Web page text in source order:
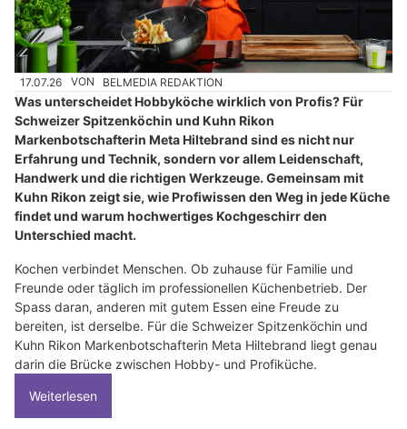
17.07.26 VON BELMEDIA REDAKTION
Was unterscheidet Hobbyköche wirklich von Profis? Für
Schweizer Spitzenköchin und Kuhn Rikon
Markenbotschafterin Meta Hiltebrand sind es nicht nur
Erfahrung und Technik, sondern vor allem Leidenschaft,
Handwerk und die richtigen Werkzeuge. Gemeinsam mit
Kuhn Rikon zeigt sie, wie Profiwissen den Weg in jede Küche
findet und warum hochwertiges Kochgeschirr den
Unterschied macht.
Kochen verbindet Menschen. Ob zuhause für Familie und
Freunde oder täglich im professionellen Küchenbetrieb. Der
Spass daran, anderen mit gutem Essen eine Freude zu
bereiten, ist derselbe. Für die Schweizer Spitzenköchin und
Kuhn Rikon Markenbotschafterin Meta Hiltebrand liegt genau
darin die Brücke zwischen Hobby- und Profiküche.
Weiterlesen